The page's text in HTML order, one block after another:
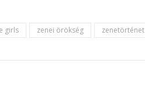
girls zenei örökség zenetörténet